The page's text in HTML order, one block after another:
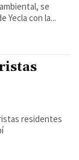
se
Yecla con la...
residentes